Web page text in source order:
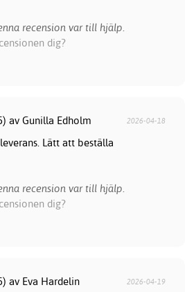
recension var till hjälp.
dig?
av Gunilla Edholm 2026-04-18
Lätt att beställa
recension var till hjälp.
dig?
av Eva Hardelin 2026-04-19